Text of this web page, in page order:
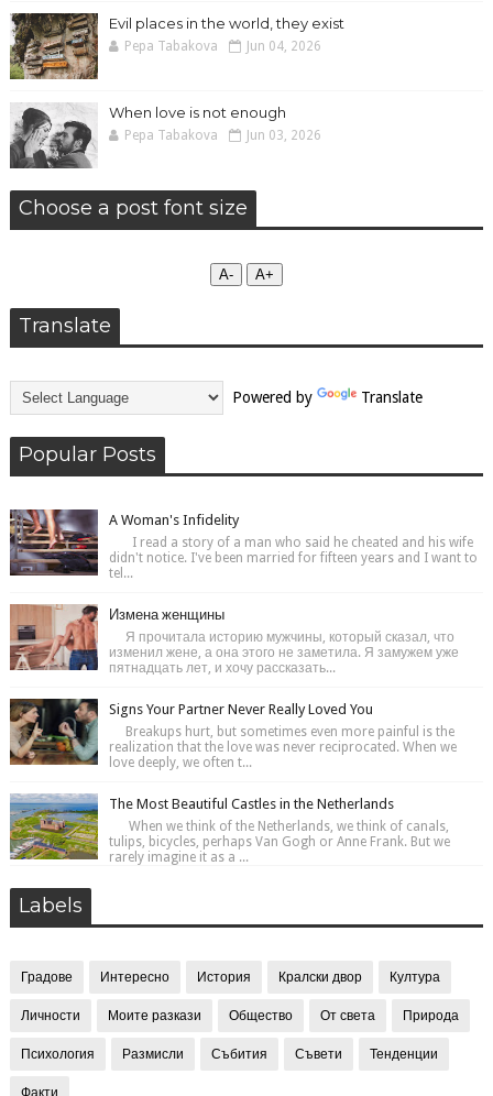
Evil places in the world, they exist
Pepa Tabakova Jun 04, 2026
When love is not enough
Pepa Tabakova Jun 03, 2026
Choose a post font size
А- А+
Translate
Powered by Translate
Popular Posts
A Woman's Infidelity
I read a story of a man who said he cheated and his wife
didn't notice. I've been married for fifteen years and I want to
tel...
Измена женщины
Я прочитала историю мужчины, который сказал, что
изменил жене, а она этого не заметила. Я замужем уже
пятнадцать лет, и хочу рассказать...
Signs Your Partner Never Really Loved You
Breakups hurt, but sometimes even more painful is the
realization that the love was never reciprocated. When we
love deeply, we often t...
The Most Beautiful Castles in the Netherlands
When we think of the Netherlands, we think of canals,
tulips, bicycles, perhaps Van Gogh or Anne Frank. But we
rarely imagine it as a ...
Labels
Градове Интересно История Кралски двор Култура
Личности Моите разкази Общество От света Природа
Психология Размисли Събития Съвети Тенденции
Факти